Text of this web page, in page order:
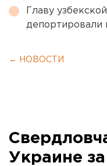
Главу
депортировали
← НОВОСТИ
Украине